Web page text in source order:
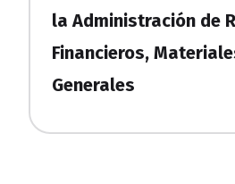
la Administración de
Financieros,
Generales